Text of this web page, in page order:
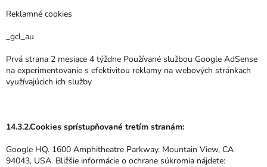
Reklamné cookies
_gcl_au
Prvá strana 2 mesiace 4 týždne Používané službou Google AdSense
na experimentovanie s efektivitou reklamy na webových stránkach
využívajúcich ich služby
14.3.2.Cookies sprístupňované tretím stranám:
Google HQ. 1600 Amphitheatre Parkway. Mountain View, CA
94043, USA. Bližšie informácie o ochrane súkromia nájdete: